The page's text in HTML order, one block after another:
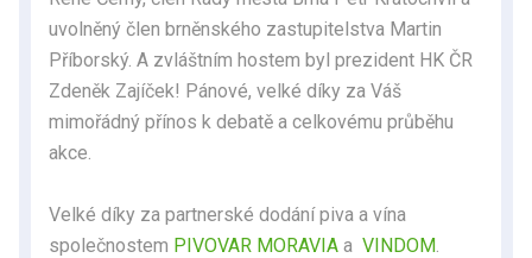
uvolněný člen brněnského zastupitelstva Martin
Příborský. A zvláštním hostem byl prezident HK ČR
Zdeněk Zajíček! Pánové, velké díky za Váš
mimořádný přínos k debatě a celkovému průběhu
akce.
Velké díky za partnerské dodání piva a vína
společnostem PIVOVAR MORAVIA a VINDOM.